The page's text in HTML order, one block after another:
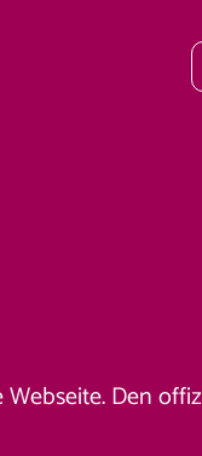
Den